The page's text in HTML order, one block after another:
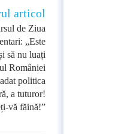
articol
de Ziua
„Este
să nu luați
României
politica
a tuturor!
vă făină!”